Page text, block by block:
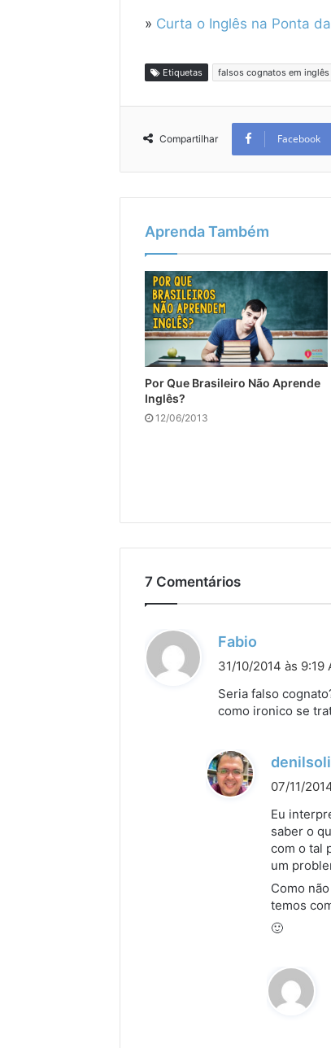
» Curta o Inglês na Ponta
Etiquetas falsos cognatos em inglês
Compartilhar Facebook
Aprenda Também
Por Que Brasileiro Não Aprende
Inglês?
12/06/2013
7 Comentários
Fabio
i
s
31/10/2014 às 9:19
Seria falso
como ironico se
07/11/
Eu
saber o
com o tal
um
Como
temos
🙂